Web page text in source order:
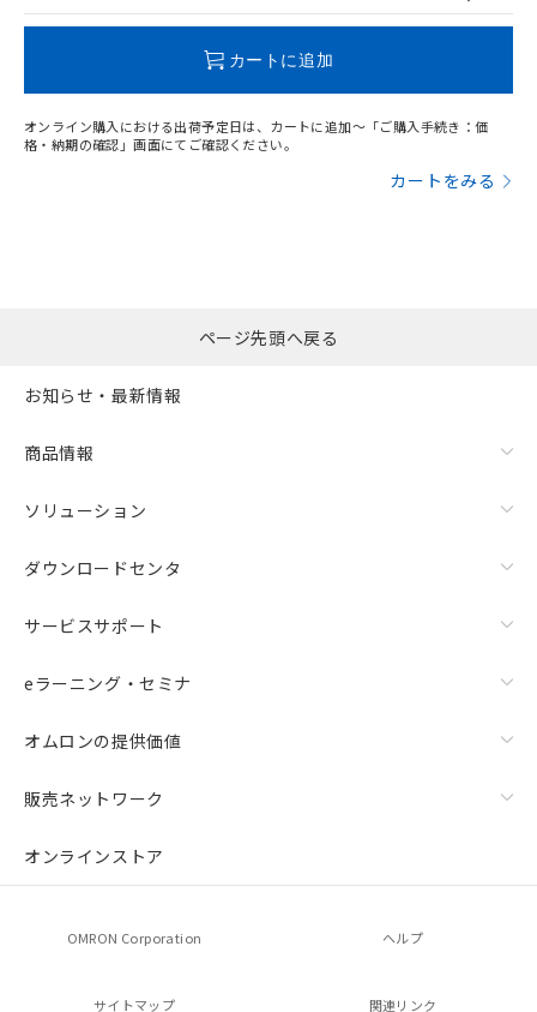
カートに追加
オンライン購入における出荷予定日は、カートに追加～「ご購入手続き：価
格・納期の確認」画面にてご確認ください。
カートをみる
ページ先頭へ戻る
お知らせ・最新情報
商品情報
ソリューション
ダウンロードセンタ
サービスサポート
eラーニング・セミナ
オムロンの提供価値
販売ネットワーク
オンラインストア
OMRON Corporation ヘルプ
サイトマップ 関連リンク